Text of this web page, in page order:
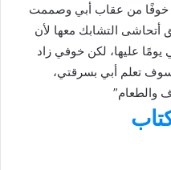
خوفًا من عقاب أبي وصممت
التشابك معها لأن
يومًا عليها، لكن خوفي زاد
سوف تعلم أبي بسرقتي،
والطعام”